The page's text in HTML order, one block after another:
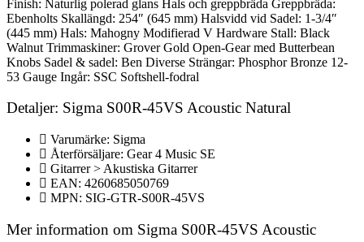
Finish: Naturlig polerad glans Hals och greppbräda Greppbräda:
Ebenholts Skallängd: 254″ (645 mm) Halsvidd vid Sadel: 1-3/4″
(445 mm) Hals: Mahogny Modifierad V Hardware Stall: Black
Walnut Trimmaskiner: Grover Gold Open-Gear med Butterbean
Knobs Sadel & sadel: Ben Diverse Strängar: Phosphor Bronze 12-
53 Gauge Ingår: SSC Softshell-fodral
Detaljer: Sigma S00R-45VS Acoustic Natural
Varumärke: Sigma
Återförsäljare: Gear 4 Music SE
Gitarrer > Akustiska Gitarrer
EAN: 4260685050769
MPN: SIG-GTR-S00R-45VS
Mer information om Sigma S00R-45VS Acoustic